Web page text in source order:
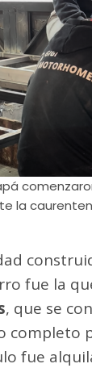
la
fue la
, que se
completo
fue